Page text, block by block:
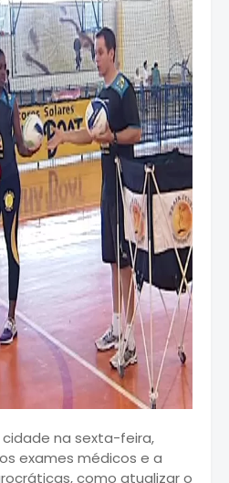
na sexta-feira,
exames médicos e a
como atualizar o